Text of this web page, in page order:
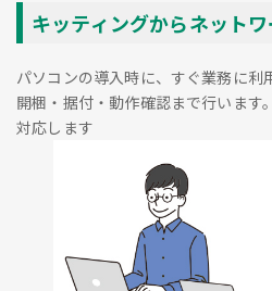
キッティングからネット
パソコンの導入時に、すぐ業務に利
開梱・据付・動作確認まで行います
対応します